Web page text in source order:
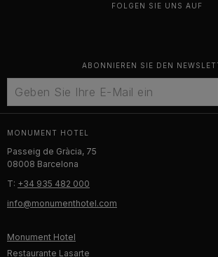
FOLGEN SIE UNS AUF
ABONNIEREN SIE DEN
MONUMENT HOTEL
Passeig de Gràcia, 75
08008 Barcelona
T: +34 935 482 000
info@monumenthotel.com
Monument Hotel
Restaurante Lasarte